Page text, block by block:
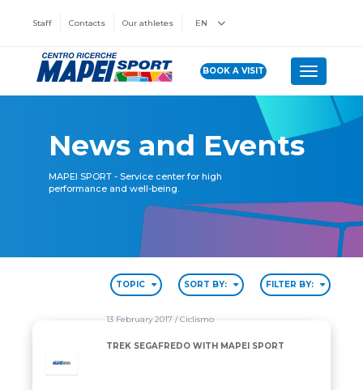
Staff Contacts Our athletes EN
BOOK A VISIT Toggle
News and Events
MAPEI SPORT - Service center for high
performance and well-being.
TOPIC SORT BY: FILTER BY:
13 February 2017/ Ciclismo
TREK SEGAFREDO WITH MAPEI SPORT